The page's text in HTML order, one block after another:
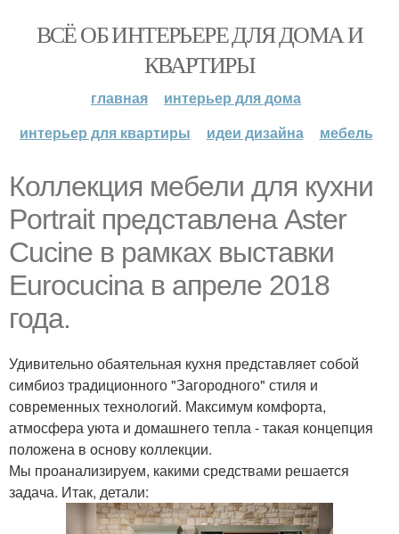
ВСЁ ОБ ИНТЕРЬЕРЕ ДЛЯ ДОМА И
КВАРТИРЫ
главная
интерьер для дома
интерьер для квартиры
идеи дизайна мебель
Коллекция мебели для кухни
Portrait представлена Aster
Cucine в рамках выставки
Eurocucina в апреле 2018
года.
Удивительно обаятельная кухня представляет собой
симбиоз традиционного "Загородного" стиля и
современных технологий. Максимум комфорта,
атмосфера уюта и домашнего тепла - такая концепция
положена в основу коллекции.
Мы проанализируем, какими средствами решается
задача. Итак, детали: